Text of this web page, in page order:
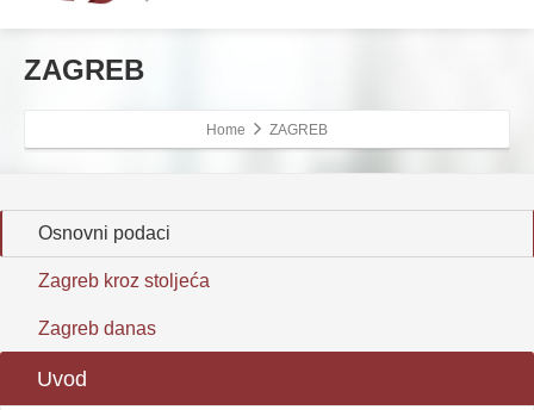
ZAGREB
Home ZAGREB
Osnovni podaci
Zagreb kroz stoljeća
Zagreb danas
Uvod